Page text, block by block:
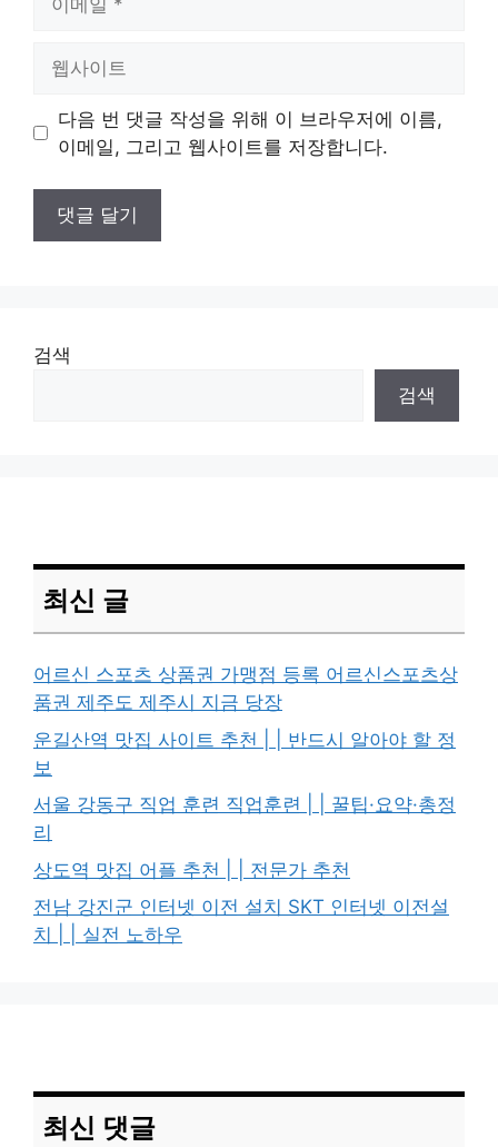
트
다음 번 댓글 작성을 위해 이 브라우저에 이름,
이메일, 그리고 웹사이트를 저장합니다.
검색
검색
최신 글
어르신 스포츠 상품권 가맹점 등록 어르신스포츠상
품권 제주도 제주시 지금 당장
운길산역 맛집 사이트 추천 | | 반드시 알아야 할 정
보
서울 강동구 직업 훈련 직업훈련 | | 꿀팁·요약·총정
리
상도역 맛집 어플 추천 | | 전문가 추천
전남 강진군 인터넷 이전 설치 SKT 인터넷 이전설
치 | | 실전 노하우
최신 댓글